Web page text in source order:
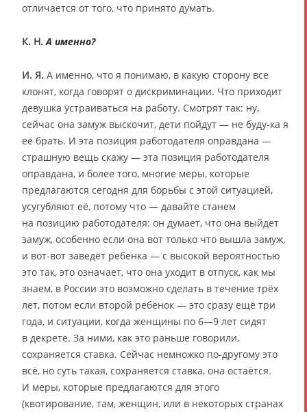
отличается от того, что принято думать.
К. Н. А именно?
И. Я. А именно, что я понимаю, в какую сторону все
клонят, когда говорят о дискриминации. Что приходит
девушка устраиваться на работу. Смотрят так: ну,
сейчас она замуж выскочит, дети пойдут — не буду-ка я
её брать. И эта позиция работодателя оправдана —
страшную вещь скажу — эта позиция работодателя
оправдана, и более того, многие меры, которые
предлагаются сегодня для борьбы с этой ситуацией,
усугубляют её, потому что — давайте станем
на позицию работодателя: он думает, что она выйдет
замуж, особенно если она вот только что вышла замуж,
и вот-вот заведёт ребенка — с высокой вероятностью
это так, это означает, что она уходит в отпуск, как мы
знаем, в России это возможно сделать в течение трёх
лет, потом если второй ребёнок — это сразу ещё три
года, и ситуации, когда женщины по 6—9 лет сидят
в декрете. За ними, как это раньше говорили,
сохраняется ставка. Сейчас немножко по-другому это
всё, но суть такая, сохраняется ставка, она остаётся.
И меры, которые предлагаются для этого
(квотирование, там, женщин, или в некоторых странах